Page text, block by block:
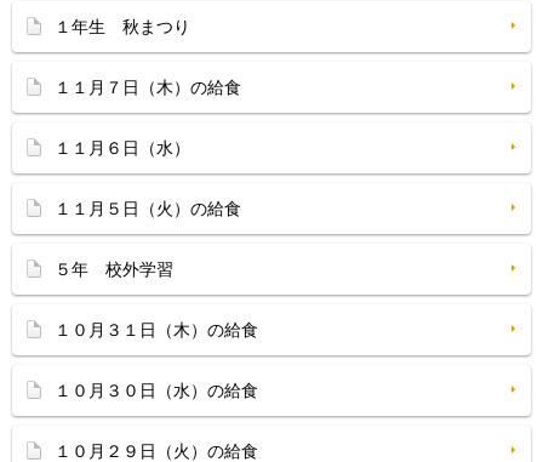
１年生 秋まつり
１１月７日（木）の給食
１１月６日（水）
１１月５日（火）の給食
５年 校外学習
１０月３１日（木）の給食
１０月３０日（水）の給食
１０月２９日（火）の給食